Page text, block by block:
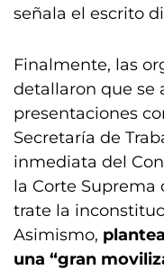
señala el escrito
Finalmente, las
detallaron que se
presentaciones
Secretaría de
inmediata del
la Corte Suprema
trate la
Asimismo,
una “gran